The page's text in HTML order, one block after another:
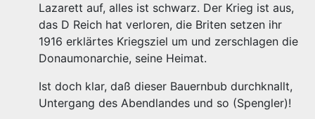
Lazarett auf, alles ist schwarz. Der Krieg ist aus,
das D Reich hat verloren, die Briten setzen ihr
1916 erklärtes Kriegsziel um und zerschlagen die
Donaumonarchie, seine Heimat.
Ist doch klar, daß dieser Bauernbub durchknallt,
Untergang des Abendlandes und so (Spengler)!